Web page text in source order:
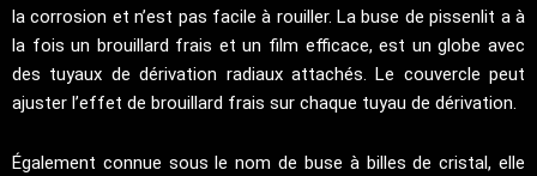
la corrosion et n’est pas facile à rouiller. La buse de pissenlit a à
la fois un brouillard frais et un film efficace, est un globe avec
des tuyaux de dérivation radiaux attachés. Le couvercle peut
ajuster l’effet de brouillard frais sur chaque tuyau de dérivation.
Également connue sous le nom de buse à billes de cristal, elle